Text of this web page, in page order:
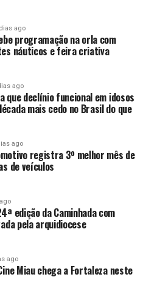
ago
programação na orla com
náuticos e feira criativa
ago
que declínio funcional em idosos
mais cedo no Brasil do que
ago
registra 3º melhor mês de
de veículos
edição da Caminhada com
pela arquidiocese
ago
Miau chega a Fortaleza neste